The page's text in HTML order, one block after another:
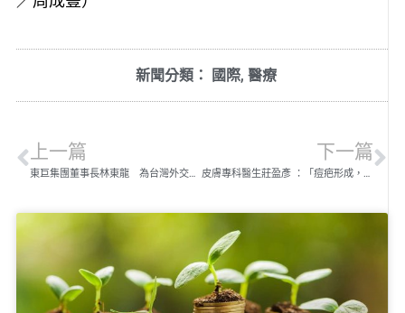
新聞分類： 國際, 醫療
上一篇
東巨集團董事長林東龍 為台灣外交做出近一步貢獻
下一篇